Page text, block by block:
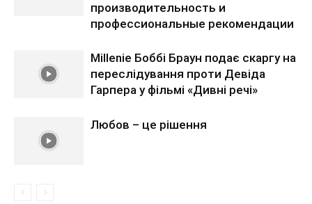
производительность и
профессиональные рекомендации
Millenie Боббі Браун подає скаргу на
переслідування проти Девіда
Гарпера у фільмі «Дивні речі»
Любов – це рішення